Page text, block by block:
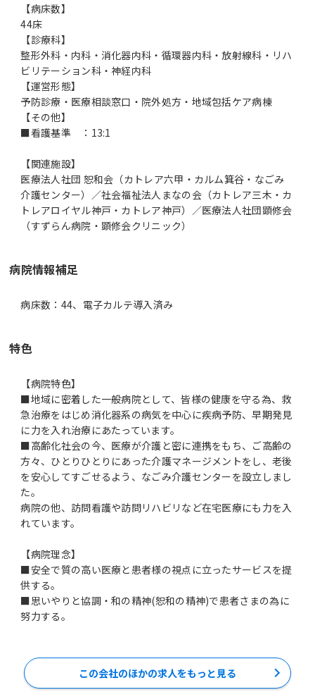
【病床数】
44床
【診療科】
整形外科・内科・消化器内科・循環器内科・放射線科・リハ
ビリテーション科・神経内科
【運営形態】
予防診療・医療相談窓口・院外処方・地域包括ケア病棟
【その他】
■看護基準 ：13:1
【関連施設】
医療法人社団 恕和会（カトレア六甲・カルム箕谷・なごみ
介護センター）／社会福祉法人まなの会（カトレア三木・カ
トレアロイヤル神戸・カトレア神戸）／医療法人社団顕修会
病院情報補足
病床数：44、電子カルテ導入済み
特色
【病院特色】
■地域に密着した一般病院として、皆様の健康を守る為、救
急治療をはじめ消化器系の病気を中心に疾病予防、早期発見
に力を入れ治療にあたっています。
■高齢化社会の今、医療が介護と密に連携をもち、ご高齢の
方々、ひとりひとりにあった介護マネージメントをし、老後
を安心してすごせるよう、なごみ介護センターを設立しまし
た。
病院の他、訪問看護や訪問リハビリなど在宅医療にも力を入
れています。
【病院理念】
■安全で質の高い医療と患者様の視点に立ったサービスを提
供する。
■思いやりと協調・和の精神(恕和の精神)で患者さまの為に
努力する。
この会社のほかの求人をもっと見る